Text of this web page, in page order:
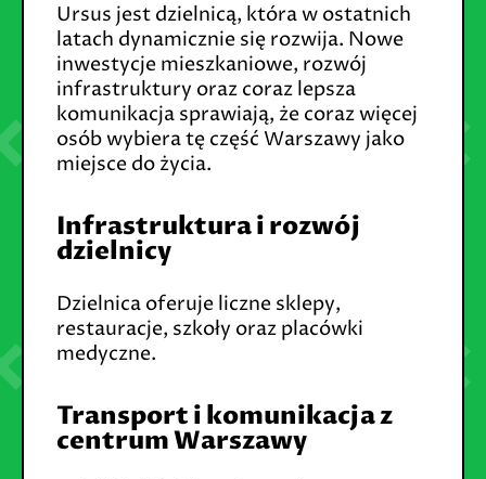
Ursus jest dzielnicą, która w ostatnich
latach dynamicznie się rozwija. Nowe
inwestycje mieszkaniowe, rozwój
infrastruktury oraz coraz lepsza
komunikacja sprawiają, że coraz więcej
osób wybiera tę część Warszawy jako
miejsce do życia.
Infrastruktura i rozwój
dzielnicy
Dzielnica oferuje liczne sklepy,
restauracje, szkoły oraz placówki
medyczne.
Transport i komunikacja z
centrum Warszawy